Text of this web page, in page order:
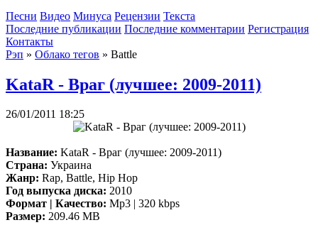
Песни Видео Минуса Рецензии Текста
Последние публикации Последние комментарии Регистрация
Контакты
Рэп » Облако тегов » Battle
KataR - Враг (лучшее: 2009-2011)
26/01/2011 18:25
Название: KataR - Враг (лучшее: 2009-2011)
Страна: Украина
Жанр: Rap, Battle, Hip Hop
Год выпуска диска: 2010
Формат | Качество: Mp3 | 320 kbps
Размер: 209.46 MB